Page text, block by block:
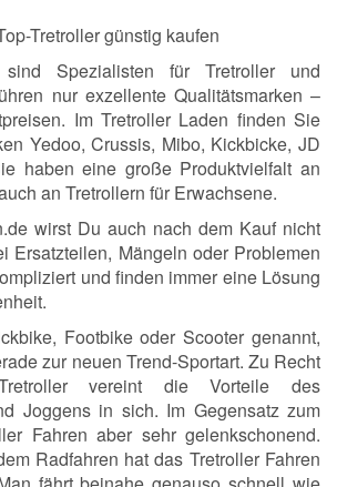
Tretroller günstig kaufen
Spezialisten für Tretroller und
nur exzellente Qualitätsmarken –
Im Tretroller Laden finden Sie
Yedoo, Crussis, Mibo, Kickbicke, JD
haben eine große Produktvielfalt an
an Tretrollern für Erwachsene.
wirst Du auch nach dem Kauf nicht
Ersatzteilen, Mängeln oder Problemen
und finden immer eine Lösung
Footbike oder Scooter genannt,
zur neuen Trend-Sportart. Zu Recht
vereint die Vorteile des
Joggens in sich. Im Gegensatz zum
Fahren aber sehr gelenkschonend.
Radfahren hat das Tretroller Fahren